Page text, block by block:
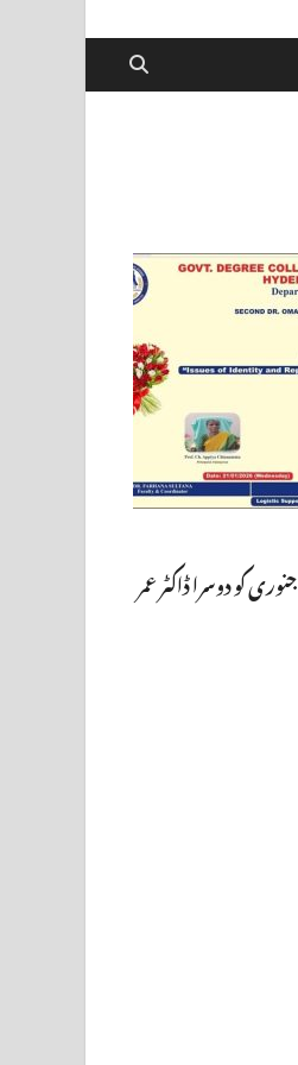
حسینی علم ڈگری کالج حیدرآباد میں 21 جنوری کو دوسرا ڈاکٹر عمر